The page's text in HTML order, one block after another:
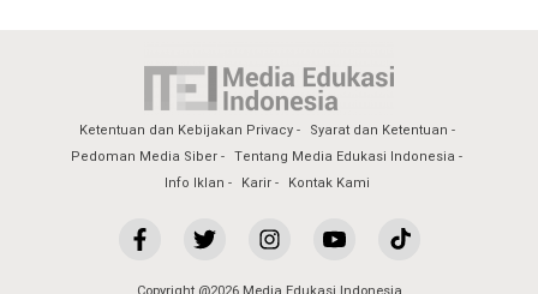
Ketentuan dan Kebijakan Privacy
Syarat dan Ketentuan
Pedoman Media Siber
Tentang Media Edukasi Indonesia
Info Iklan
Karir Kontak Kami